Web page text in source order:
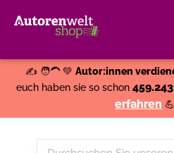
✍️ 🧑‍🦱 💚 Autor:innen
euch haben sie so schon
erfahren
Durchsuchen